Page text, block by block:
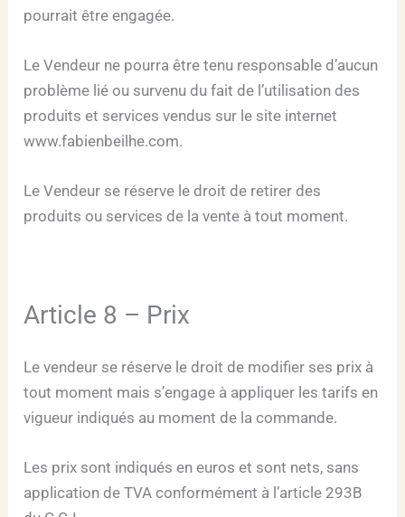
pourrait être engagée.
Le Vendeur ne pourra être tenu responsable d’aucun
problème lié ou survenu du fait de l’utilisation des
produits et services vendus sur le site internet
www.fabienbeilhe.com.
Le Vendeur se réserve le droit de retirer des
produits ou services de la vente à tout moment.
Article 8 – Prix
Le vendeur se réserve le droit de modifier ses prix à
tout moment mais s’engage à appliquer les tarifs en
vigueur indiqués au moment de la commande.
Les prix sont indiqués en euros et sont nets, sans
application de TVA conformément à l’article 293B